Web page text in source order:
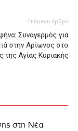
Επόμενο άρθρο
Συναγερμός για
στην Αρίωνος στο
της Αγίας Κυριακής
στη Νέα